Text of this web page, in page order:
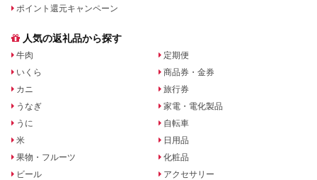
ポイント還元キャンペーン
人気の返礼品から探す
牛肉
いくら
カニ
うなぎ
うに
米
果物・フルーツ
ビール
定期便
商品券・金券
旅行券
家電・電化製品
自転車
日用品
化粧品
アクセサリー